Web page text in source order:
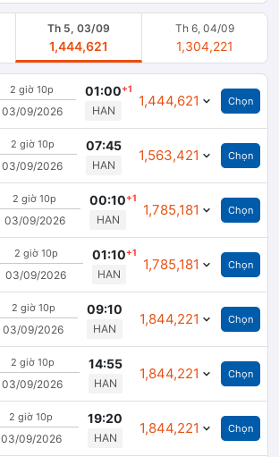
Th 5, 03/09
1,444,621
Th 6, 04/09
1,304,221
2 giờ 10p
03/09/2026
01:00+1
HAN
1,444,621 Chọn
2 giờ 10p
03/09/2026
07:45
HAN
1,563,421 Chọn
2 giờ 10p
03/09/2026
00:10+1
HAN
1,785,181 Chọn
2 giờ 10p
03/09/2026
01:10+1
HAN
1,785,181 Chọn
2 giờ 10p
03/09/2026
09:10
HAN
1,844,221 Chọn
2 giờ 10p
03/09/2026
14:55
HAN
1,844,221 Chọn
2 giờ 10p
03/09/2026
19:20
HAN
1,844,221 Chọn